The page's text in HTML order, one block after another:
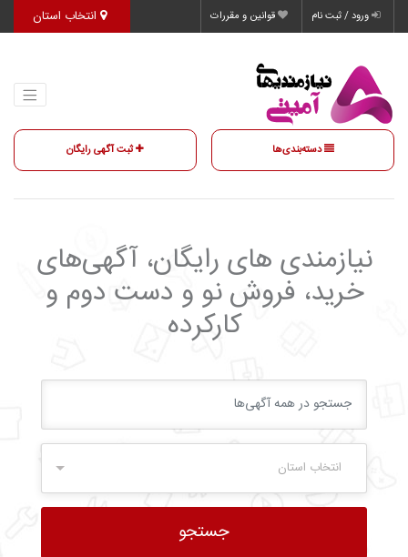
انتخاب استان قوانین و مقررات ورود / ثبت نام
دسته‌بندی‌ها ثبت آگهی رایگان
نیازمندی‌ های رایگان، آگهی‌های
خرید، فروش نو و دست دوم و
کارکرده
انتخاب استان